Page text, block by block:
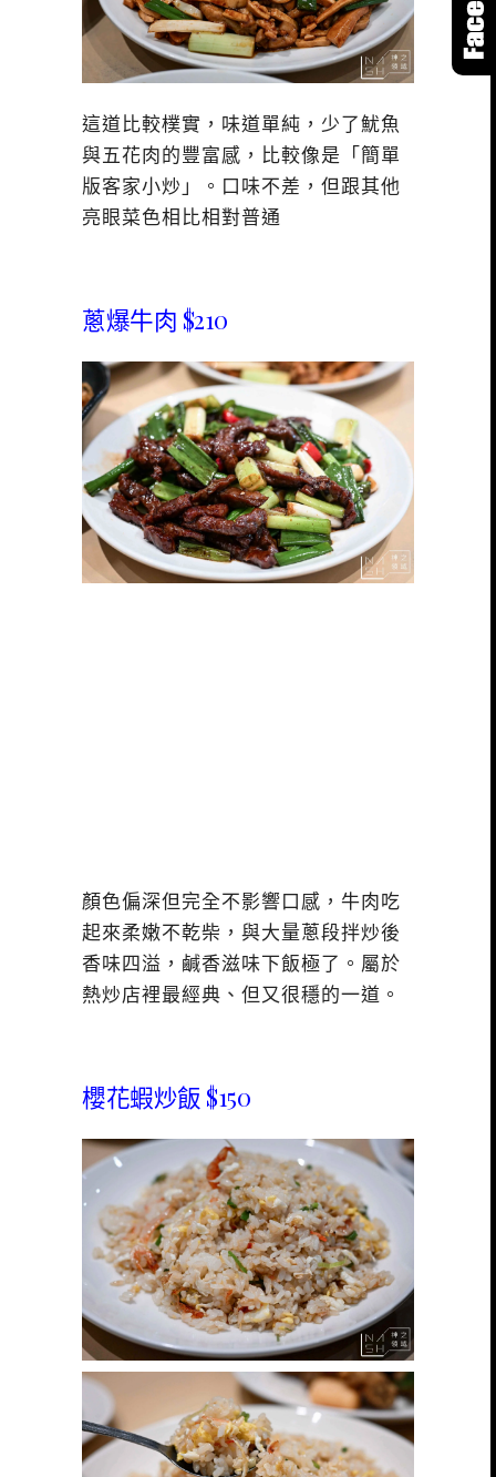
這道比較樸實，味道單純，少了魷魚
與五花肉的豐富感，比較像是「簡單
版客家小炒」。口味不差，但跟其他
亮眼菜色相比相對普通
蔥爆牛肉 $210
顏色偏深但完全不影響口感，牛肉吃
起來柔嫩不乾柴，與大量蔥段拌炒後
香味四溢，鹹香滋味下飯極了。屬於
熱炒店裡最經典、但又很穩的一道。
櫻花蝦炒飯 $150